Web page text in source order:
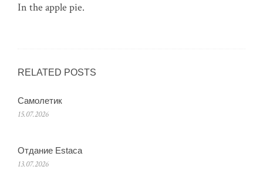
In the apple pie.
RELATED POSTS
Самолетик
15.07.2026
Отдание Estaca
13.07.2026